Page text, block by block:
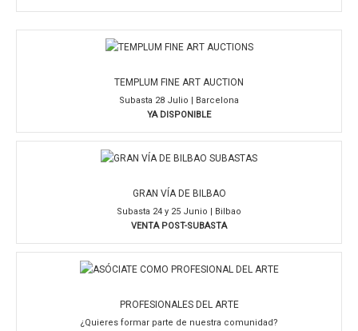
TEMPLUM FINE ART AUCTION
Subasta 28 Julio | Barcelona
YA DISPONIBLE
GRAN VÍA DE BILBAO
Subasta 24 y 25 Junio | Bilbao
VENTA POST-SUBASTA
PROFESIONALES DEL ARTE
¿Quieres formar parte de nuestra comunidad?